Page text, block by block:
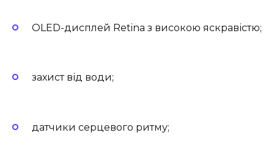
OLED-дисплей Retina з високою яскравістю;
захист від води;
датчики серцевого ритму;